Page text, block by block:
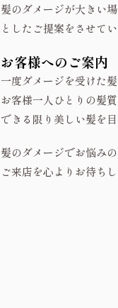
髪のダメージが大きい
としたご提案をさせて
お客様へのご案内
一度ダメージを受けた
お客様一人ひとりの髪
できる限り美しい髪を
髪のダメージでお悩み
ご来店を心よりお待ちし